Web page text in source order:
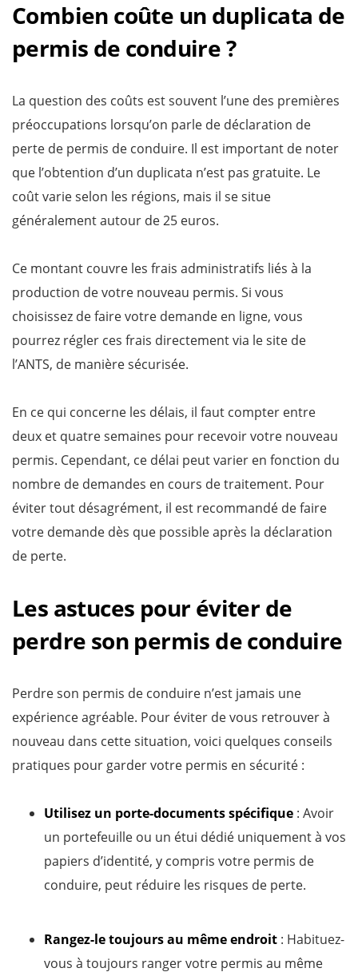
Combien coûte un duplicata de
permis de conduire ?
La question des coûts est souvent l’une des premières
préoccupations lorsqu’on parle de déclaration de
perte de permis de conduire. Il est important de noter
que l’obtention d’un duplicata n’est pas gratuite. Le
coût varie selon les régions, mais il se situe
généralement autour de 25 euros.
Ce montant couvre les frais administratifs liés à la
production de votre nouveau permis. Si vous
choisissez de faire votre demande en ligne, vous
pourrez régler ces frais directement via le site de
l’ANTS, de manière sécurisée.
En ce qui concerne les délais, il faut compter entre
deux et quatre semaines pour recevoir votre nouveau
permis. Cependant, ce délai peut varier en fonction du
nombre de demandes en cours de traitement. Pour
éviter tout désagrément, il est recommandé de faire
votre demande dès que possible après la déclaration
de perte.
Les astuces pour éviter de
perdre son permis de conduire
Perdre son permis de conduire n’est jamais une
expérience agréable. Pour éviter de vous retrouver à
nouveau dans cette situation, voici quelques conseils
pratiques pour garder votre permis en sécurité :
Utilisez un porte-documents spécifique : Avoir
un portefeuille ou un étui dédié uniquement à vos
papiers d’identité, y compris votre permis de
conduire, peut réduire les risques de perte.
Rangez-le toujours au même endroit : Habituez-
vous à toujours ranger votre permis au même